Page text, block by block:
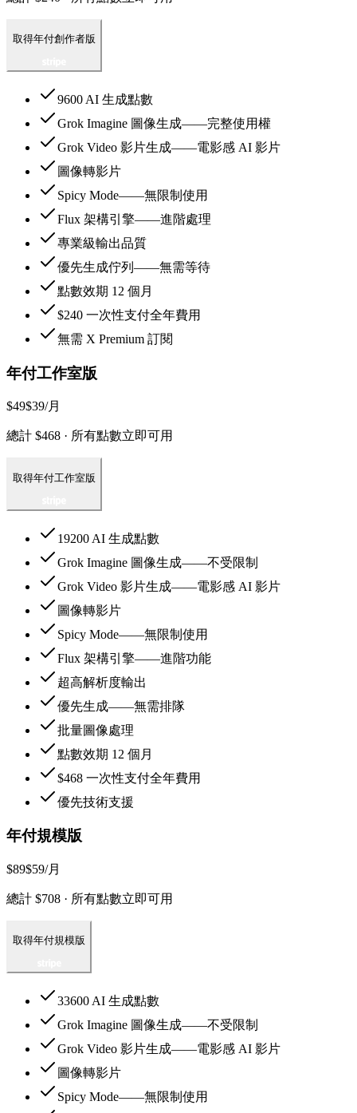
取得年付創作者版
9600 AI 生成點數
Grok Imagine 圖像生成——完整使用權
Grok Video 影片生成——電影感 AI 影片
圖像轉影片
Spicy Mode——無限制使用
Flux 架構引擎——進階處理
專業級輸出品質
優先生成佇列——無需等待
點數效期 12 個月
$240 一次性支付全年費用
無需 X Premium 訂閱
年付工作室版
$49$39/月
總計 $468 · 所有點數立即可用
取得年付工作室版
19200 AI 生成點數
Grok Imagine 圖像生成——不受限制
Grok Video 影片生成——電影感 AI 影片
圖像轉影片
Spicy Mode——無限制使用
Flux 架構引擎——進階功能
超高解析度輸出
優先生成——無需排隊
批量圖像處理
點數效期 12 個月
$468 一次性支付全年費用
優先技術支援
年付規模版
$89$59/月
總計 $708 · 所有點數立即可用
取得年付規模版
33600 AI 生成點數
Grok Imagine 圖像生成——不受限制
Grok Video 影片生成——電影感 AI 影片
圖像轉影片
Spicy Mode——無限制使用